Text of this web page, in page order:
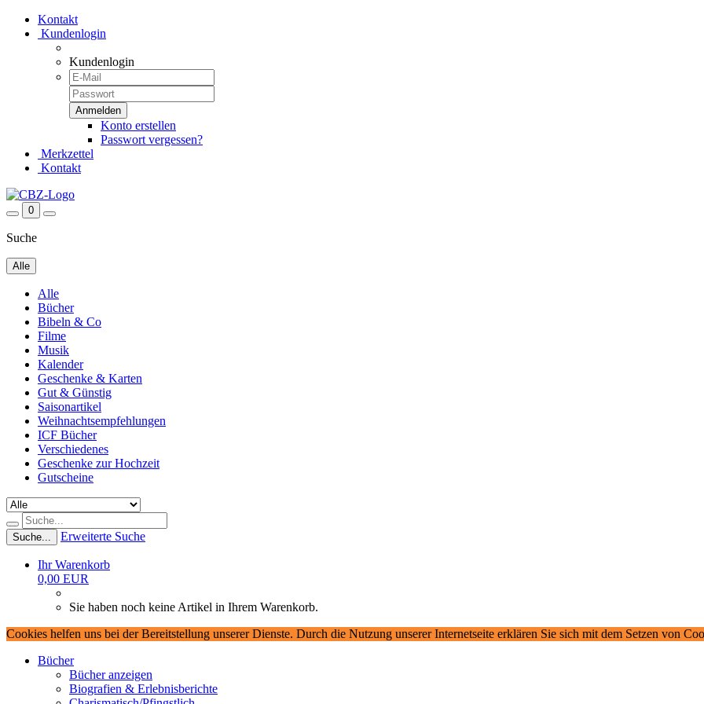
Kontakt
Kundenlogin
Kundenlogin
Konto erstellen
Passwort vergessen?
Merkzettel
Kontakt
0
Suche
Alle
Alle
Bücher
Bibeln & Co
Filme
Musik
Kalender
Geschenke & Karten
Gut & Günstig
Saisonartikel
Weihnachtsempfehlungen
ICF Bücher
Verschiedenes
Geschenke zur Hochzeit
Gutscheine
Suche... Erweiterte Suche
Ihr Warenkorb
0,00 EUR
Sie haben noch keine Artikel in Ihrem Warenkorb.
Cookies helfen uns bei der Bereitstellung unserer Dienste. Durch die Nutzung unserer Internetseite erklären Sie sich mit dem Setzen von
Bücher
Bücher anzeigen
Biografien & Erlebnisberichte